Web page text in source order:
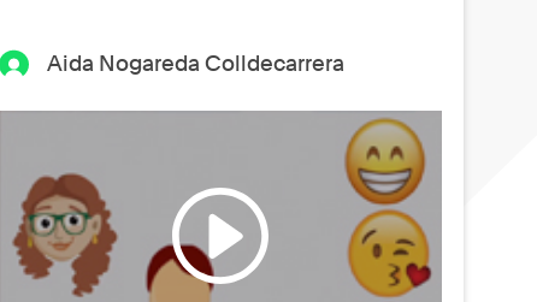
Aida Nogareda Colldecarrera